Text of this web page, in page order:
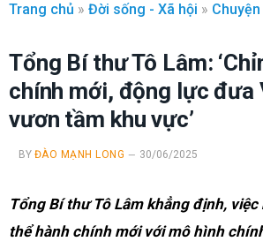
Trang chủ » Đời sống - Xã hội »
Tổng Bí thư Tô Lâm:
chính mới, động lực đưa
vươn tầm khu vực’
BY ĐÀO MẠNH LONG 30/06/2025
Tổng Bí thư Tô Lâm khẳng định,
thể hành chính mới với mô hình